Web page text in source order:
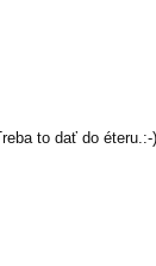
to dať do éteru.:-)